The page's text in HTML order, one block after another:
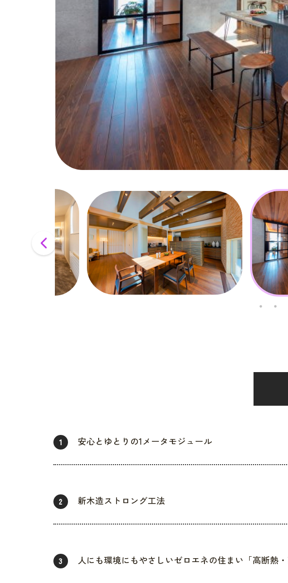
1 安心とゆとりの1メータモジュール
2 新木造ストロング工法
3 人にも環境にもやさしいゼロエネの住まい「高断熱・